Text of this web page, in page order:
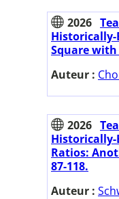
2026
Square with
Auteur :
2026
Ratios:
87-118.
Auteur :